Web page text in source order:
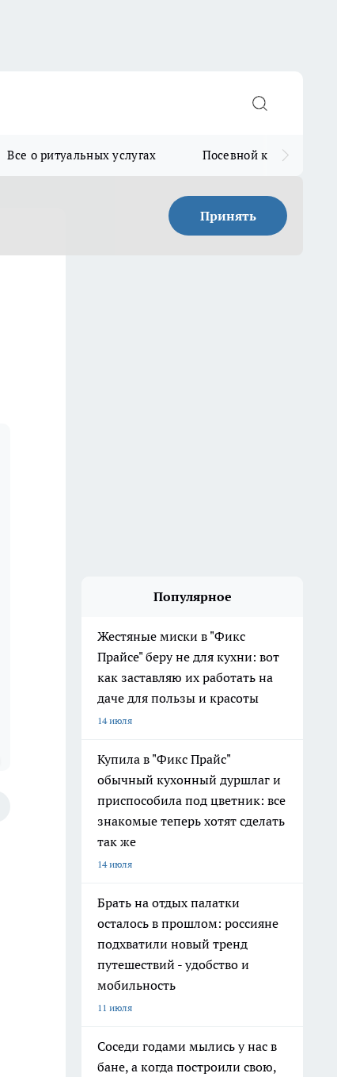
Все о ритуальных услугах Посевной календарь
Принять
Популярное
Жестяные миски в "Фикс
Прайсе" беру не для кухни: вот
как заставляю их работать на
даче для пользы и красоты
14 июля
Купила в "Фикс Прайс"
обычный кухонный дуршлаг и
приспособила под цветник: все
знакомые теперь хотят сделать
так же
14 июля
Брать на отдых палатки
осталось в прошлом: россияне
подхватили новый тренд
путешествий - удобство и
мобильность
11 июля
Соседи годами мылись у нас в
бане, а когда построили свою,